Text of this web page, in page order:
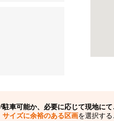
車可能か、必要に応じて現地にて
サイズに余裕のある区画を選択する